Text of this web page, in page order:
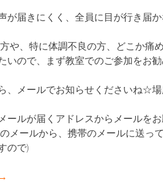
が届きにくく、全員に目が行き届
や、特に体調不良の方、どこか痛
いので、まず教室でのご参加をお
、メールでお知らせくださいね☆
ルが届くアドレスからメールをお
メールから、携帯のメールに送っ
ので)